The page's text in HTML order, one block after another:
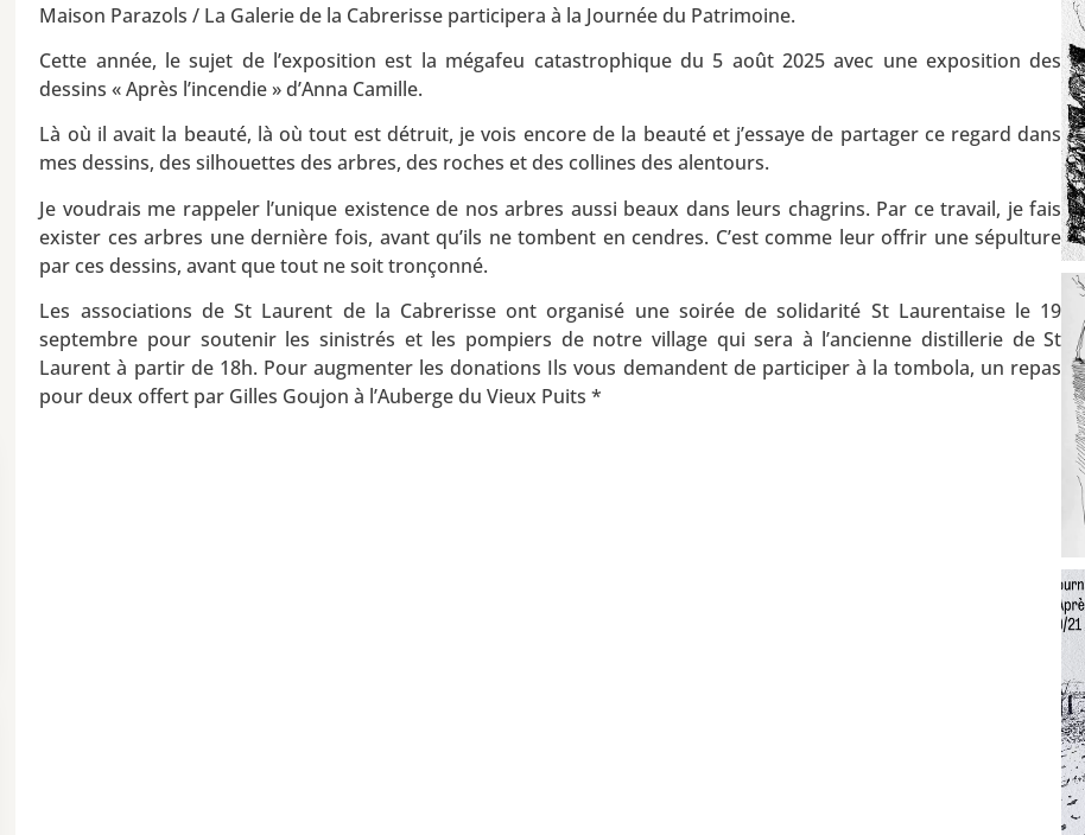
Maison Parazols / La Galerie de la Cabrerisse participera à la Journée du Patrimoine.
Cette année, le sujet de l’exposition est la mégafeu catastrophique du 5 août 2025 avec une exposition des
dessins « Après l’incendie » d’Anna Camille.
Là où il avait la beauté, là où tout est détruit, je vois encore de la beauté et j’essaye de partager ce regard dans
mes dessins, des silhouettes des arbres, des roches et des collines des alentours.
Je voudrais me rappeler l’unique existence de nos arbres aussi beaux dans leurs chagrins. Par ce travail, je fais
exister ces arbres une dernière fois, avant qu’ils ne tombent en cendres. C’est comme leur offrir une sépulture
par ces dessins, avant que tout ne soit tronçonné.
Les associations de St Laurent de la Cabrerisse ont organisé une soirée de solidarité St Laurentaise le 19
septembre pour soutenir les sinistrés et les pompiers de notre village qui sera à l’ancienne distillerie de St
Laurent à partir de 18h. Pour augmenter les donations Ils vous demandent de participer à la tombola, un repas
pour deux offert par Gilles Goujon à l’Auberge du Vieux Puits *